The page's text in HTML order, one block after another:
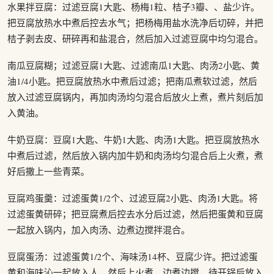
水果拌豆腐：过滤豆腐1大匙、杨梅1粒、桔子3瓣、、盐少许。
把豆腐放热水中煮后控去水气；把杨梅用盐水洗净后切碎，并把
桔子剥去皮、研碎再和盐混合，然后加入过滤豆腐中均匀混合。
南瓜豆腐糊；过滤豆腐1大匙、过滤南瓜1大匙、肉汤2小匙、黄
油1/4小匙。把豆腐放热水中煮后过滤；把南瓜煮软过滤，然后
放入过滤豆腐锅内，再加肉汤均匀混合后放火上煮，煮片刻后加
入黄油。
牛奶豆腐：豆腐1大匙、牛奶1大匙、肉汤1大匙。把豆腐放热水
中煮后过滤，然后放入锅内加牛奶和肉汤均匀混合后上火煮，煮
好后撒上一些青菜。
豆腐鸡蛋羹：过滤蛋黄1/2个、过滤豆腐2小匙、肉汤1大匙。将
过滤蛋黄研碎；把豆腐煮后控去水分后过滤，然后把蛋黄和豆腐
一起放入锅内，加入肉汤、边煮边搅拌混合。
豆腐蛋汤：过滤蛋黄1/2个、海味汤14杯、豆腐少许。把过滤蛋